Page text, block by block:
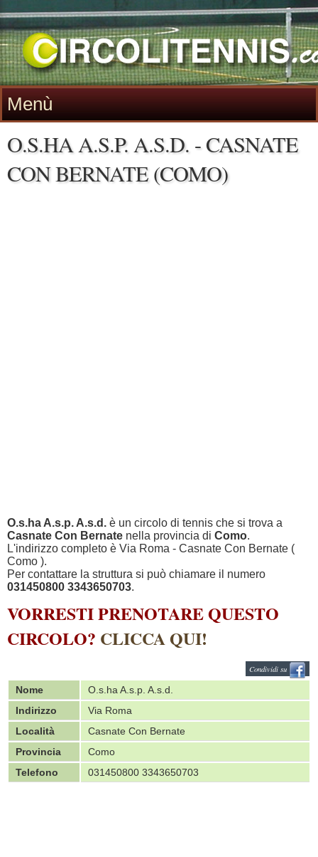
Menù
O.S.HA A.S.P. A.S.D. - CASNATE
CON BERNATE (COMO)
O.s.ha A.s.p. A.s.d. è un circolo di tennis che si trova a
Casnate Con Bernate nella provincia di Como.
L'indirizzo completo è Via Roma - Casnate Con Bernate (
Como ).
Per contattare la struttura si può chiamare il numero
031450800 3343650703.
VORRESTI PRENOTARE QUESTO
CIRCOLO? CLICCA QUI!
Condividi su
Nome
O.s.ha A.s.p. A.s.d.
Indirizzo
Via Roma
Località
Casnate Con Bernate
Provincia
Como
Telefono
031450800 3343650703